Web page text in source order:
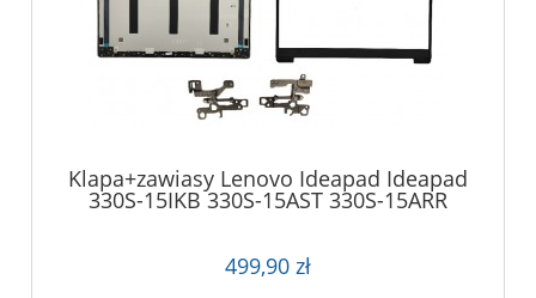
Klapa+zawiasy Lenovo Ideapad Ideapad
330S-15IKB 330S-15AST 330S-15ARR
499,90 zł